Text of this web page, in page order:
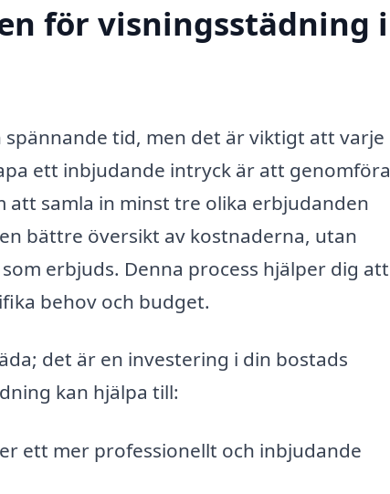
för visningsstädning i
tid, men det är viktigt att varje
ett inbjudande intryck är att genomföra
att samla in minst tre olika erbjudanden
bättre översikt av kostnaderna, utan
erbjuds. Denna process hjälper dig att
behov och budget.
det är en investering i din bostads
kan hjälpa till:
ett mer professionellt och inbjudande